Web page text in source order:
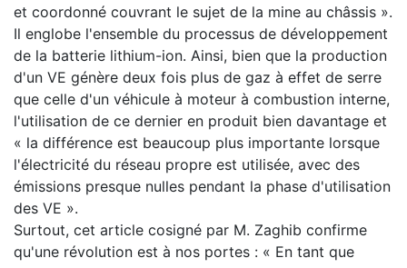
et coordonné couvrant le sujet de la mine au châssis ».
Il englobe l'ensemble du processus de développement
de la batterie lithium-ion. Ainsi, bien que la production
d'un VE génère deux fois plus de gaz à effet de serre
que celle d'un véhicule à moteur à combustion interne,
l'utilisation de ce dernier en produit bien davantage et
« la différence est beaucoup plus importante lorsque
l'électricité du réseau propre est utilisée, avec des
émissions presque nulles pendant la phase d'utilisation
des VE ».
Surtout, cet article cosigné par M. Zaghib confirme
qu'une révolution est à nos portes : « En tant que